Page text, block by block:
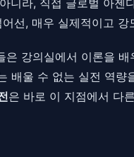
선, 매우 실제적이고
강의실에서 이론을
울 수 없는 실전 역
은 바로 이 지점에서 다